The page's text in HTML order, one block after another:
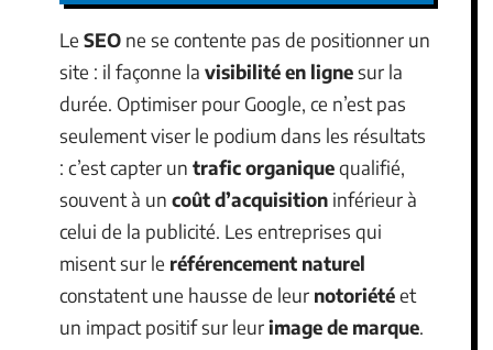
Le SEO ne se contente pas de positionner un
site : il façonne la visibilité en lignesur la
durée. Optimiser pour Google, ce n’est pas
seulement viser le podium dans les résultats
: c’est capter un trafic organiquequalifié,
souvent à un coût d’acquisition inférieur à
celui de la publicité. Les entreprises qui
misent sur le référencement naturel
constatent une hausse de leur notoriétéet
un impact positif sur leurimage de marque.